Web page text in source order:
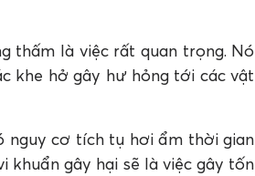
thấm là việc rất quan trọng. Nó
khe hở gây hư hỏng tới các vật
nguy cơ tích tụ hơi ẩm thời gian
khuẩn gây hại sẽ là việc gây tốn